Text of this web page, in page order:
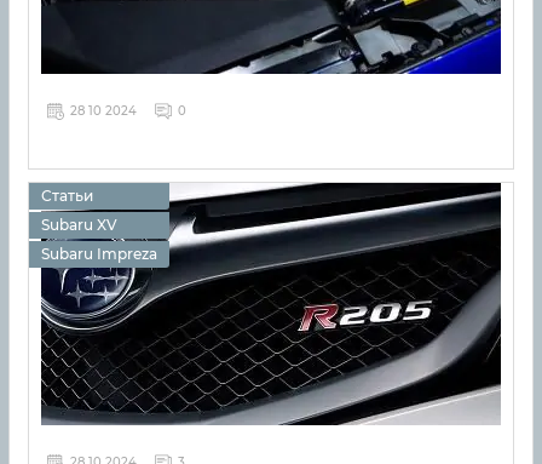
28 10 2024 0
Статьи
Subaru XV
Subaru Impreza